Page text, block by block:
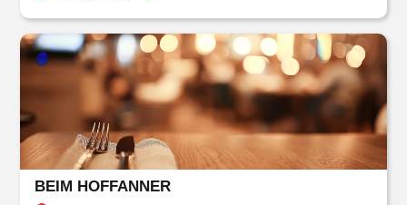
BEIM HOFFANNER